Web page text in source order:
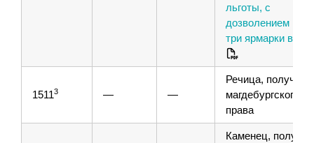
льготы, с
дозволением
три ярмарки в
15113 — —
Речица,
магдебургского
права
Каменец,